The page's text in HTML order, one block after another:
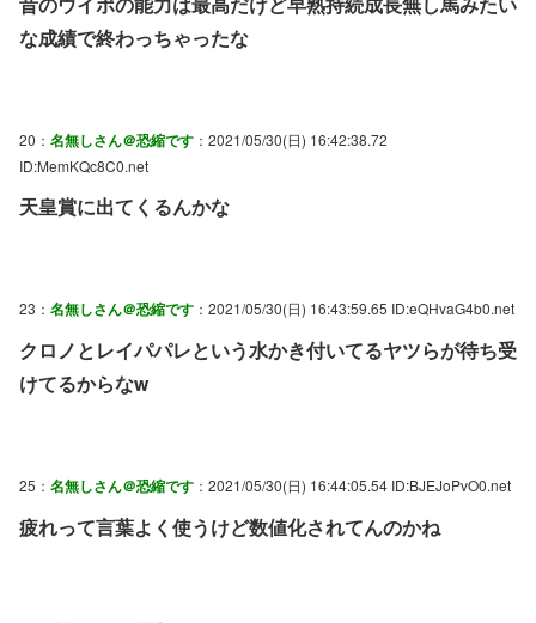
な成績で終わっちゃったな
20： 名無しさん＠恐縮です ：2021/05/30(日) 16:42:38.72
ID:MemKQc8C0.net
天皇賞に出てくるんかな
23： 名無しさん＠恐縮です ：2021/05/30(日) 16:43:59.65 ID:eQHvaG4b0.net
クロノとレイパパレという水かき付いてるヤツらが待ち受
けてるからなw
25： 名無しさん＠恐縮です ：2021/05/30(日) 16:44:05.54 ID:BJEJoPvO0.net
疲れって言葉よく使うけど数値化されてんのかね